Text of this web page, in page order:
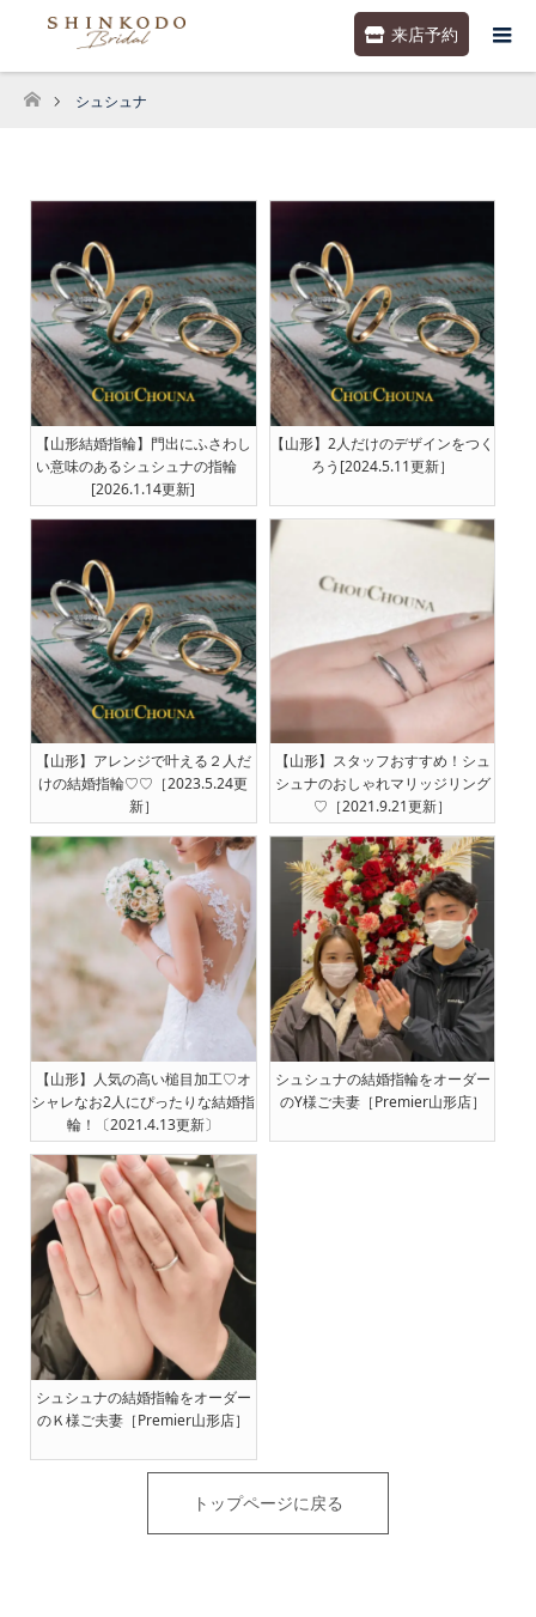
来店予約
ホーム
シュシュナ
【山形結婚指輪】門出にふさわし
い意味のあるシュシュナの指輪
[2026.1.14更新]
【山形】2人だけのデザインをつく
ろう[2024.5.11更新］
【山形】アレンジで叶える２人だ
けの結婚指輪♡♡［2023.5.24更
新］
【山形】スタッフおすすめ！シュ
シュナのおしゃれマリッジリング
♡［2021.9.21更新］
【山形】人気の高い槌目加工♡オ
シャレなお2人にぴったりな結婚指
輪！〔2021.4.13更新〕
シュシュナの結婚指輪をオーダー
のY様ご夫妻［Premier山形店］
シュシュナの結婚指輪をオーダー
のＫ様ご夫妻［Premier山形店］
トップページに戻る